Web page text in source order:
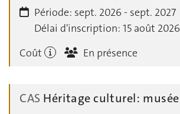
Période: sept. 2026 - sept. 2027
Délai d'inscription: 15 août 2026
Coût
En présence
CAS Héritage culturel: musée